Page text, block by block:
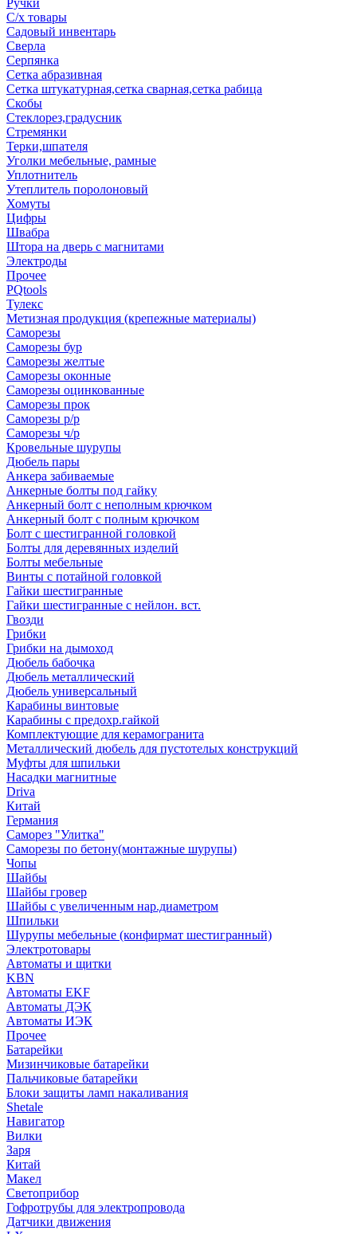
Ручки
С/х товары
Садовый инвентарь
Сверла
Серпянка
Сетка абразивная
Сетка штукатурная,сетка сварная,сетка рабица
Скобы
Стеклорез,градусник
Стремянки
Терки,шпателя
Уголки мебельные, рамные
Уплотнитель
Утеплитель поролоновый
Хомуты
Цифры
Швабра
Штора на дверь с магнитами
Электроды
Прочее
PQtools
Тулекс
Метизная продукция (крепежные материалы)
Саморезы
Саморезы бур
Саморезы желтые
Саморезы оконные
Саморезы оцинкованные
Саморезы прок
Саморезы р/р
Саморезы ч/р
Кровельные шурупы
Дюбель пары
Анкера забиваемые
Анкерные болты под гайку
Анкерный болт с неполным крючком
Анкерный болт с полным крючком
Болт с шестигранной головкой
Болты для деревянных изделий
Болты мебельные
Винты с потайной головкой
Гайки шестигранные
Гайки шестигранные с нейлон. вст.
Гвозди
Грибки
Грибки на дымоход
Дюбель бабочка
Дюбель металлический
Дюбель универсальный
Карабины винтовые
Карабины с предохр.гайкой
Комплектующие для керамогранита
Металлический дюбель для пустотелых конструкций
Муфты для шпильки
Насадки магнитные
Driva
Китай
Германия
Саморез "Улитка"
Саморезы по бетону(монтажные шурупы)
Чопы
Шайбы
Шайбы гровер
Шайбы с увеличенным нар.диаметром
Шпильки
Шурупы мебельные (конфирмат шестигранный)
Электротовары
Автоматы и щитки
KBN
Автоматы EKF
Автоматы ДЭК
Автоматы ИЭК
Прочее
Батарейки
Мизинчиковые батарейки
Пальчиковые батарейки
Блоки защиты ламп накаливания
Shetale
Навигатор
Вилки
Заря
Китай
Макел
Светоприбор
Гофротрубы для электропровода
Датчики движения